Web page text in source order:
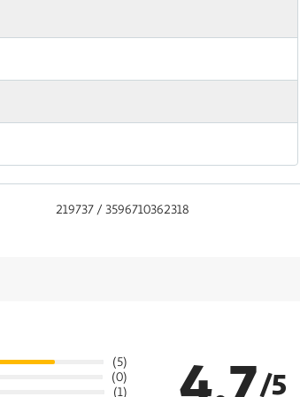
219737 / 3596710362318
(5)
(0)
(1)
/5